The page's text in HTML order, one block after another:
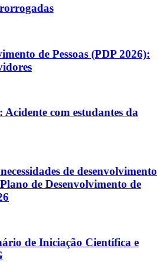
de Pessoas (PDP 2026):
com estudantes da
de desenvolvimento
de Desenvolvimento de
de Iniciação Científica e